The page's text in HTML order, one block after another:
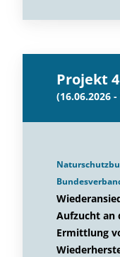
Projekt
(16.06.2026
Aufzucht an
Ermittlung